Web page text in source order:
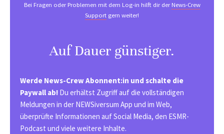
Bei Fragen oder Problemen mit dem Log-in hilft dir derNews-Crew
Support gern weiter!
Auf Dauer günstiger.
Werde News-Crew Abonnent:in und schalte die
Paywall ab! Du erhältst Zugriff auf die vollständigen
Meldungen in der NEWSiversum App und im Web,
überprüfte Informationen auf Social Media, den ESMR-
Podcast und viele weitere Inhalte.